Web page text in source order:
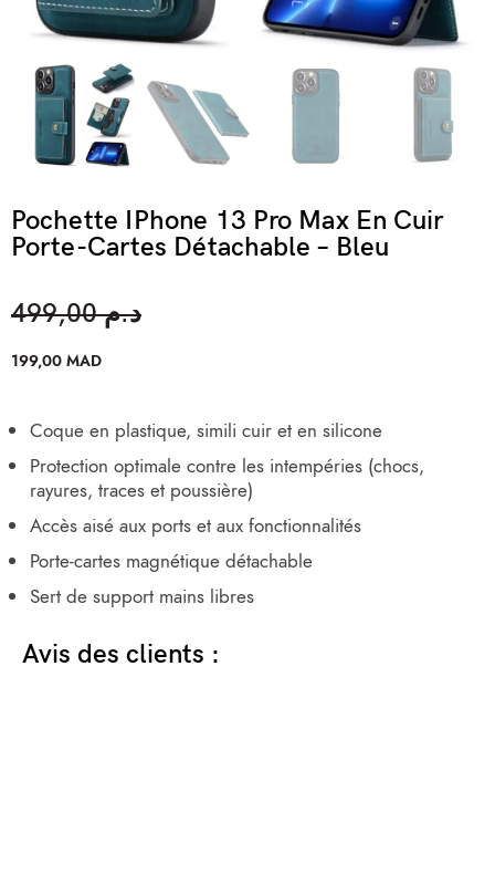
Pochette IPhone 13 Pro Max En Cuir
Porte-Cartes Détachable – Bleu
499,00 د.م
199,00 MAD
Coque en plastique, simili cuir et en silicone
Protection optimale contre les intempéries (chocs,
rayures, traces et poussière)
Accès aisé aux ports et aux fonctionnalités
Porte-cartes magnétique détachable
Sert de support mains libres
Avis des clients :